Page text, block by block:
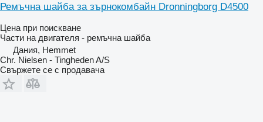
Ремъчна шайба за зърнокомбайн Dronningborg D4500
Цена при поискване
Части на двигателя - ремъчна шайба
Дания, Hemmet
Chr. Nielsen - Tingheden A/S
Свържете се с продавача